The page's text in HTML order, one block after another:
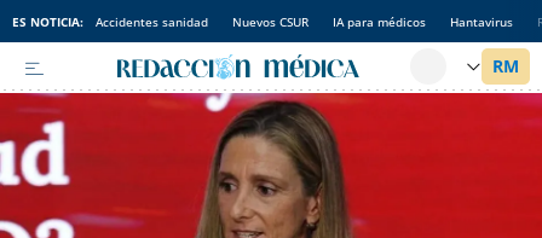
ES NOTICIA: Accidentes sanidad Nuevos CSUR IA para médicos Hantavirus